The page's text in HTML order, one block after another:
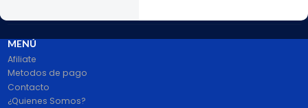
MENÚ
Afiliate
Metodos de pago
Contacto
¿Quienes Somos?